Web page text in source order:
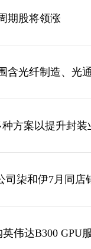
期股将领涨
含光纤制造、光
方案以提升封
司柒和伊7月同店
伟达B300 GPU